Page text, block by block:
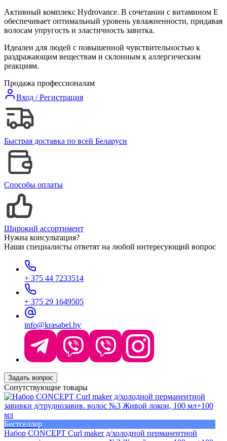
Активный комплекс Hydrovance. В сочетании с витамином Е
обеспечивает оптимальный уровень увлажненности, придавая
волосам упругость и эластичность завитка.
Идеален для людей с повышенной чувствительностью к
раздражающим веществам и склонным к аллергическим
реакциям.
Продажа профессионалам
Вход / Регистрация
Быстрая доставка по всей Беларуси
Способы оплаты
Широкий ассортимент
Нужна консультация?
Наши специалисты ответят на любой интересующий вопрос
+ 375 44 7233514
+ 375 29 1649505
info@krasabel.by
Задать вопрос
Сопутствующие товары
Бестселлер
Набор CONCEPT Curl maker д/холодной перманентной